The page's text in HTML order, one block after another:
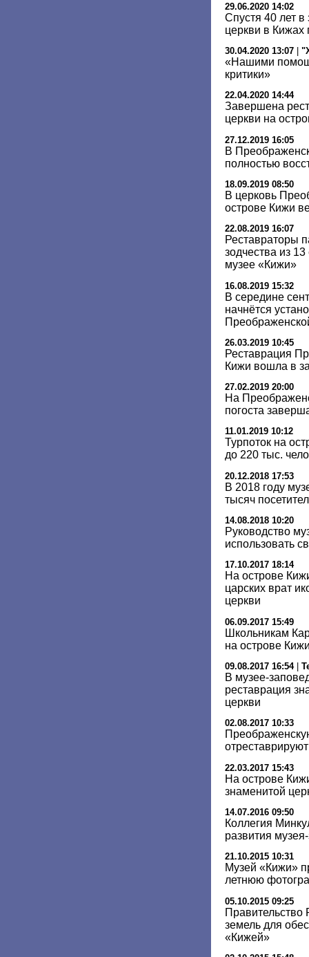
29.06.2020 14:02
Спустя 40 лет
церкви в Кижах
30.04.2020 13:07
«Нашими
критики»
22.04.2020 14:44
Завершена
церкви на
27.12.2019 16:05
В
полностью
18.09.2019 08:50
В церковь
острове Кижи
22.08.2019 16:07
Реставраторы
зодчества из
музее «Кижи»
16.08.2019 15:32
В середине
начнётся
26.03.2019 10:45
Реставрация
Кижи вошла в
27.02.2019 20:00
На
погоста
11.01.2019 10:12
Турпоток на
до 220 тыс.
20.12.2018 17:53
В 2018 году
тысяч
14.08.2018 10:20
Руководство
использовать
17.10.2017 18:14
На острове
царских врат
церкви
06.09.2017 15:49
Школьникам
на острове
09.08.2017 16:54|
В музее-
реставрация
церкви
02.08.2017 10:33
22.03.2017 15:43
На острове
знаменитой
14.07.2016 09:50
Коллегия
развития
21.10.2015 10:31
Музей «Кижи»
летнюю
05.10.2015 09:25
Правительство
земель для
«Кижей»